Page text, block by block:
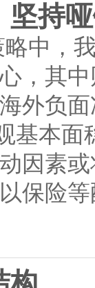
坚持
，我
，其
海外
基本
因素
保险